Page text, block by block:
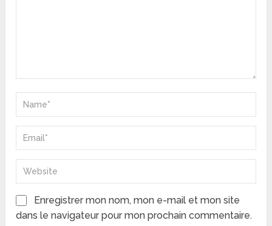
Enregistrer mon nom, mon e-mail et mon site
dans le navigateur pour mon prochain commentaire.